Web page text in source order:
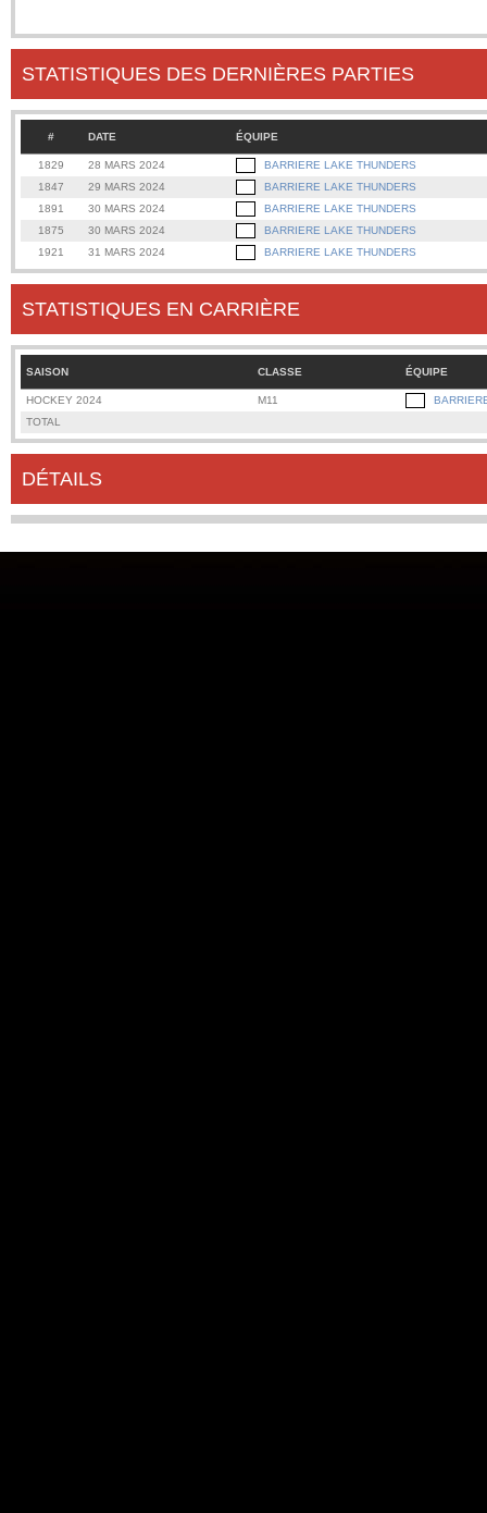
STATISTIQUES DES DERNIÈRES PARTIES
# DATE ÉQUIPE
1829 28 MARS 2024
BARRIERE LAKE THUNDERS
1847
29 MARS 2024
BARRIERE LAKE THUNDERS
1891
30 MARS 2024
BARRIERE LAKE THUNDERS
1875
30 MARS 2024
BARRIERE LAKE THUNDERS
1921
31 MARS 2024 BARRIERE LAKE THUNDERS
STATISTIQUES EN CARRIÈRE
SAISON CLASSE ÉQUIPE
HOCKEY 2024 M11
TOTAL
DÉTAILS